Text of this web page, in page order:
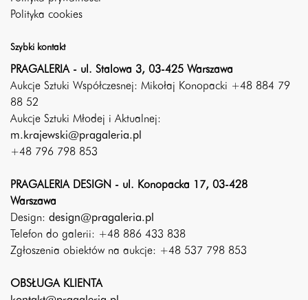
Polityka cookies
Szybki kontakt
PRAGALERIA - ul. Stalowa 3, 03-425 Warszawa
Aukcje Sztuki Współczesnej: Mikołaj Konopacki +48 884 79
88 52
Aukcje Sztuki Młodej i Aktualnej:
m.krajewski@pragaleria.pl
+48 796 798 853
PRAGALERIA DESIGN - ul. Konopacka 17, 03-428
Warszawa
Design: design@pragaleria.pl
Telefon do galerii: +48 886 433 838
Zgłoszenia obiektów na aukcje: +48 537 798 853
OBSŁUGA KLIENTA